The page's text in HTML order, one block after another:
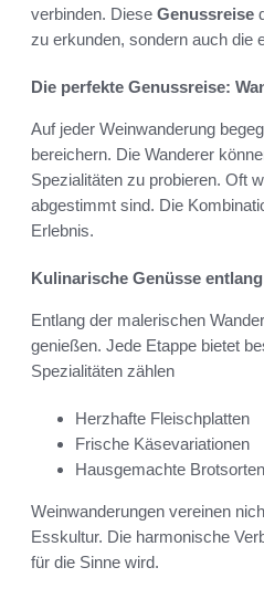
verbinden. Diese Genussreise
zu erkunden, sondern auch die
Die perfekte Genussreise:
Auf jeder Weinwanderung
bereichern. Die Wanderer
Spezialitäten zu probieren. Oft
abgestimmt sind. Die
Erlebnis.
Kulinarische Genüsse
Entlang der malerischen
genießen. Jede Etappe bietet
Spezialitäten zählen
Herzhafte Fleischplatten
Frische Käsevariationen
Hausgemachte Brotsorten
Weinwanderungen vereinen
Esskultur. Die harmonische
für die Sinne wird.